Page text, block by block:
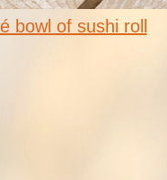
bowl of sushi roll